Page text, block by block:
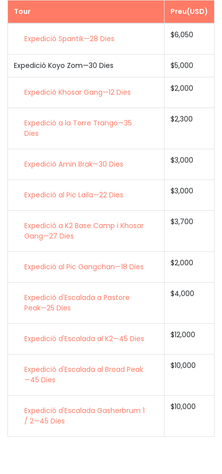
Tour Preu(USD)
Expedició Spantik—28 Dies $6,050
Expedició Koyo Zom—30 Dies $5,000
Expedició Khosar Gang—12 Dies $2,000
Expedició a la Torre Trango—35
Dies
$2,300
Expedició Amin Brak—30 Dies $3,000
Expedició al Pic Laila—22 Dies $3,000
Expedició a K2 Base Camp i Khosar
Gang—27 Dies
$3,700
Expedició al Pic Gangchan—18 Dies $2,000
Expedició d'Escalada a Pastore
Peak—25 Dies
$4,000
Expedició d'Escalada al K2—45 Dies $12,000
Expedició d'Escalada al Broad Peak
—45 Dies
$10,000
Expedició d'Escalada Gasherbrum 1
/ 2—45 Dies
$10,000